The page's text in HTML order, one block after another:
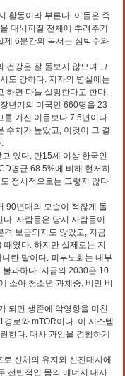
활동이라 부른다. 이들은 즉
대뇌피질 전체에 뿌려주기
제 6분간의 독서는 심박수와
건강은 잘 돌보지 않으며 그
도 강하다. 저자의 병실에는
하면 다들 실망한다고 한다.
년기의 미국인 660명을 23
를 가진 이들보다 7.5년이나
수치가 높았고, 이것이 그 결
있다. 만15세 이상 한국인
평균 68.5%에 비해 현저히
정서적으로는 그렇지 않다
90년대의 모습이 적잖게 돌
. 사람들은 당시 사람들이
격 보급되지도 않았고, 지금
였다. 하지만 실제로는 지
란 말이다. 피부노화는 내부
과하다. 지금의 2030은 10
소아 청소년 과체중, 비만 비
되면 생존에 악영향을 미친
로와 mTOR이다. 이 시스템
한다. 대사 과잉을 경험하게
신체의 유지와 신진대사에
전반적인 몸의 에너지 대사